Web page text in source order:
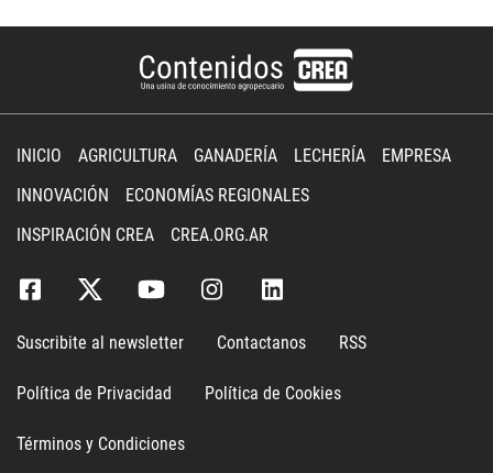
INICIO AGRICULTURA GANADERÍA LECHERÍA
EMPRESA
INNOVACIÓN
ECONOMÍAS REGIONALES
INSPIRACIÓN CREA
CREA.ORG.AR
Suscribite al newsletter Contactanos RSS
Política de Privacidad Política de Cookies
Términos y Condiciones